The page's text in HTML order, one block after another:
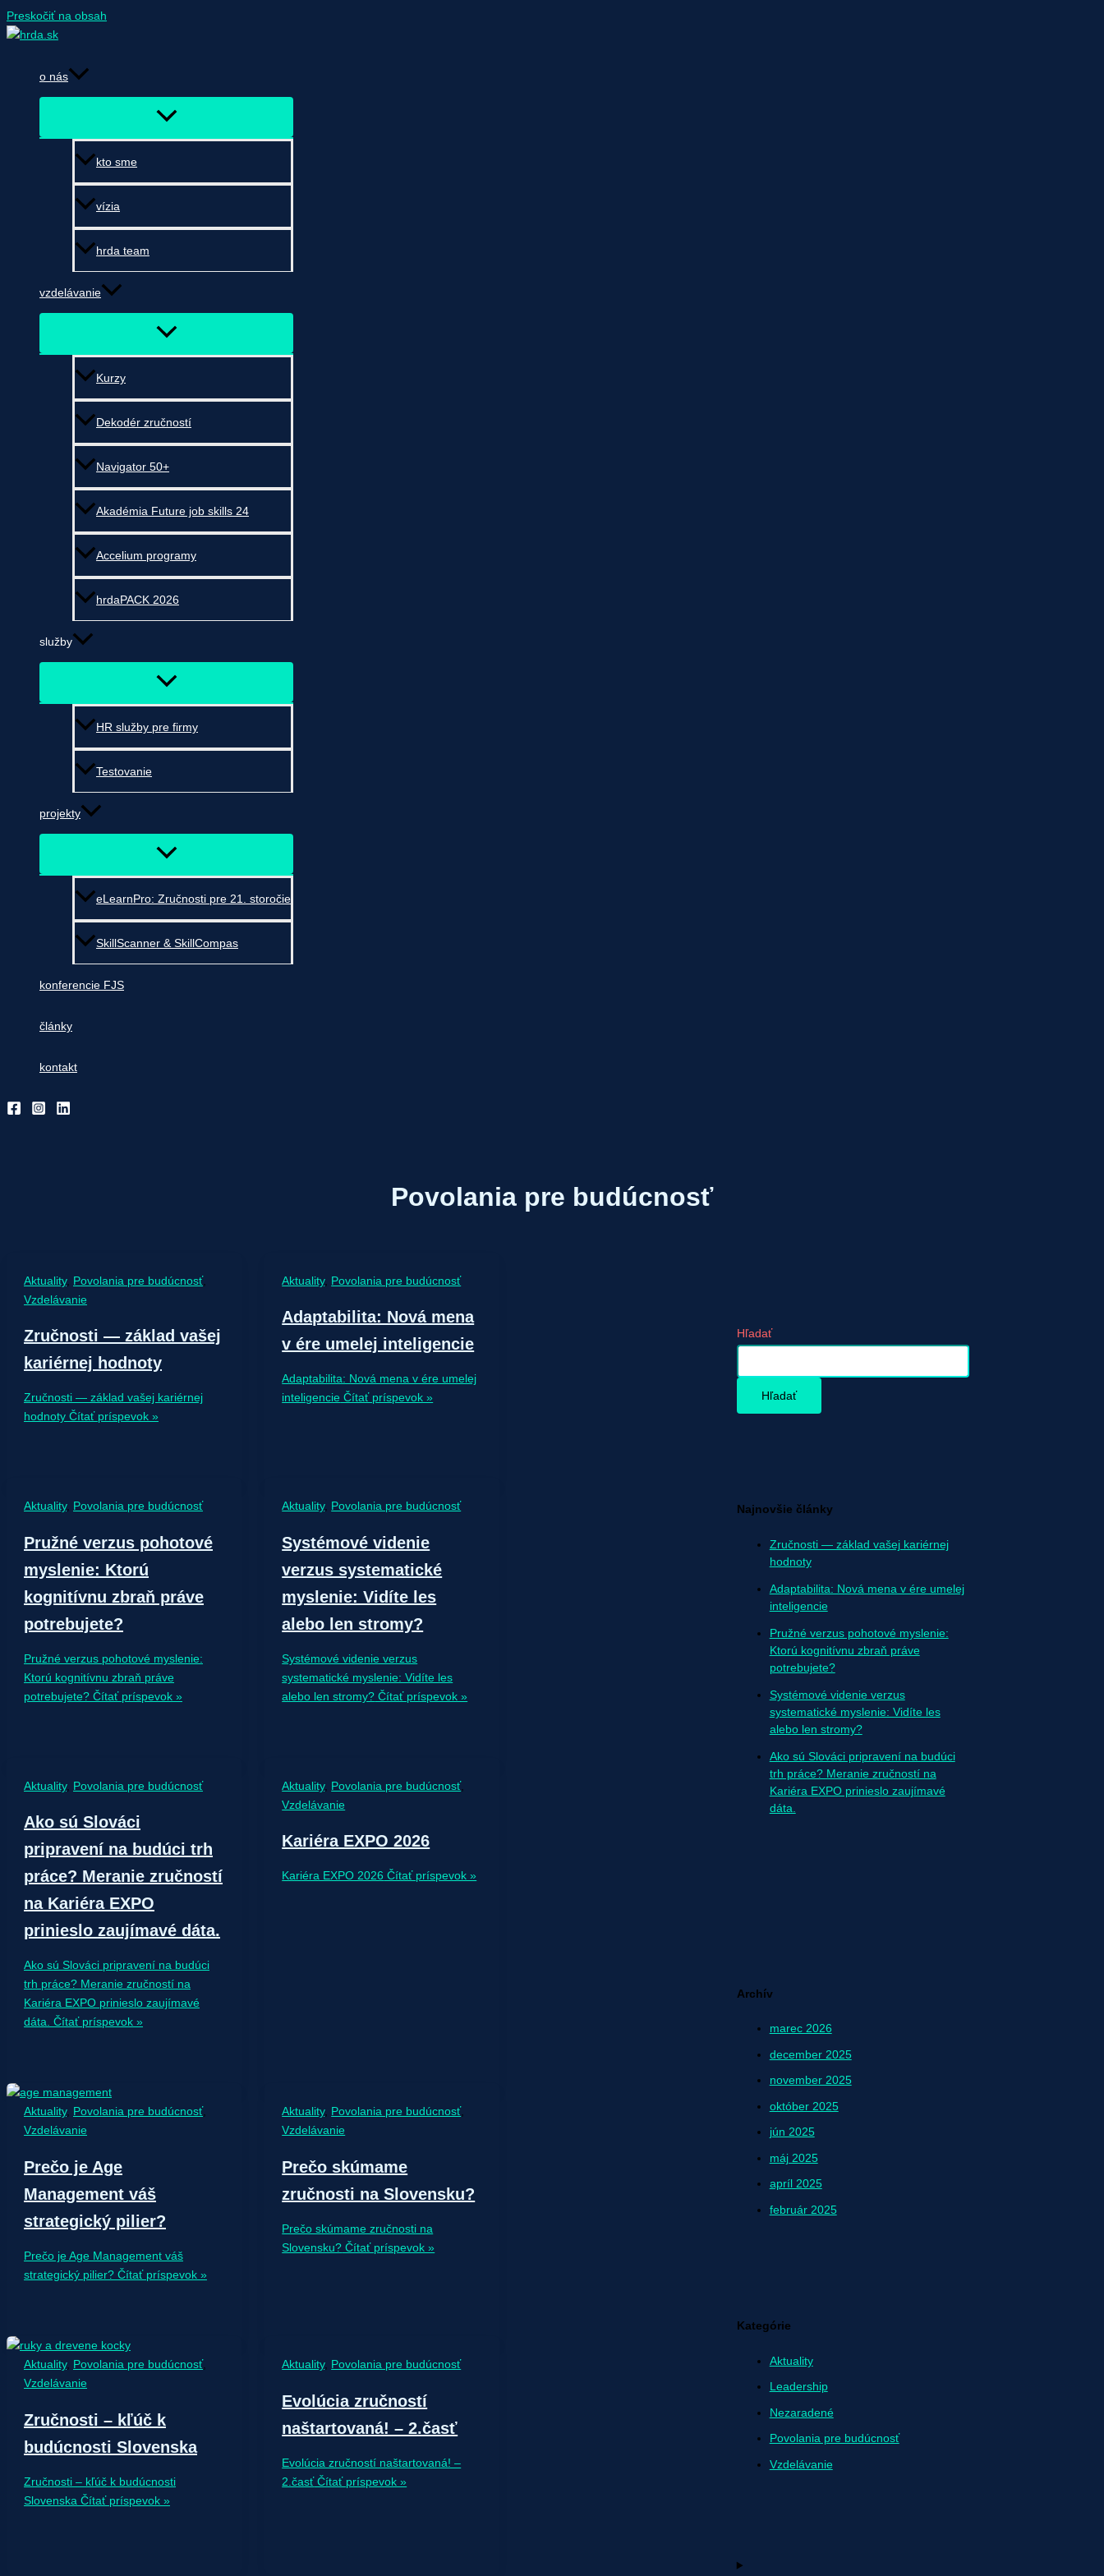
Preskočiť na obsah
o nás
kto sme
vízia
hrda team
vzdelávanie
Kurzy
Dekodér zručností
Navigator 50+
Akadémia Future job skills 24
Accelium programy
hrdaPACK 2026
služby
HR služby pre firmy
Testovanie
projekty
eLearnPro: Zručnosti pre 21. storočie
SkillScanner & SkillCompas
konferencie FJS
články
kontakt
Povolania pre budúcnosť
Aktuality, Povolania pre budúcnosť,
Vzdelávanie
Zručnosti — základ vašej
kariérnej hodnoty
Zručnosti — základ vašej kariérnej
hodnoty Čítať príspevok »
Aktuality, Povolania pre budúcnosť
Adaptabilita: Nová mena
v ére umelej inteligencie
Adaptabilita: Nová mena v ére umelej
inteligencie Čítať príspevok »
Aktuality, Povolania pre budúcnosť
Pružné verzus pohotové
myslenie: Ktorú
kognitívnu zbraň práve
potrebujete?
Pružné verzus pohotové myslenie:
Ktorú kognitívnu zbraň práve
potrebujete? Čítať príspevok »
Aktuality, Povolania pre budúcnosť
Systémové videnie
verzus systematické
myslenie: Vidíte les
alebo len stromy?
Systémové videnie verzus
systematické myslenie: Vidíte les
alebo len stromy? Čítať príspevok »
Aktuality, Povolania pre budúcnosť
Ako sú Slováci
pripravení na budúci trh
práce? Meranie zručností
na Kariéra EXPO
prinieslo zaujímavé dáta.
Ako sú Slováci pripravení na budúci
trh práce? Meranie zručností na
Kariéra EXPO prinieslo zaujímavé
dáta. Čítať príspevok »
Aktuality, Povolania pre budúcnosť,
Vzdelávanie
Kariéra EXPO 2026
Kariéra EXPO 2026 Čítať príspevok »
Aktuality, Povolania pre budúcnosť,
Vzdelávanie
Prečo je Age
Management váš
strategický pilier?
Prečo je Age Management váš
strategický pilier? Čítať príspevok »
Aktuality, Povolania pre budúcnosť,
Vzdelávanie
Prečo skúmame
zručnosti na Slovensku?
Prečo skúmame zručnosti na
Slovensku? Čítať príspevok »
Aktuality, Povolania pre budúcnosť,
Vzdelávanie
Zručnosti – kľúč k
budúcnosti Slovenska
Zručnosti – kľúč k budúcnosti
Slovenska Čítať príspevok »
Aktuality, Povolania pre budúcnosť
Evolúcia zručností
naštartovaná! – 2.časť
Evolúcia zručností naštartovaná! –
2.časťČítať príspevok »
Hľadať
Hľadať
Najnovšie články
Zručnosti — základ vašej kariérnej
hodnoty
Adaptabilita: Nová mena v ére umelej
inteligencie
Pružné verzus pohotové myslenie:
Ktorú kognitívnu zbraň práve
potrebujete?
Systémové videnie verzus
systematické myslenie: Vidíte les
alebo len stromy?
Ako sú Slováci pripravení na budúci
trh práce? Meranie zručností na
Kariéra EXPO prinieslo zaujímavé
dáta.
Archív
marec 2026
december 2025
november 2025
október 2025
jún 2025
máj 2025
apríl 2025
február 2025
Kategórie
Aktuality
Leadership
Nezaradené
Povolania pre budúcnosť
Vzdelávanie